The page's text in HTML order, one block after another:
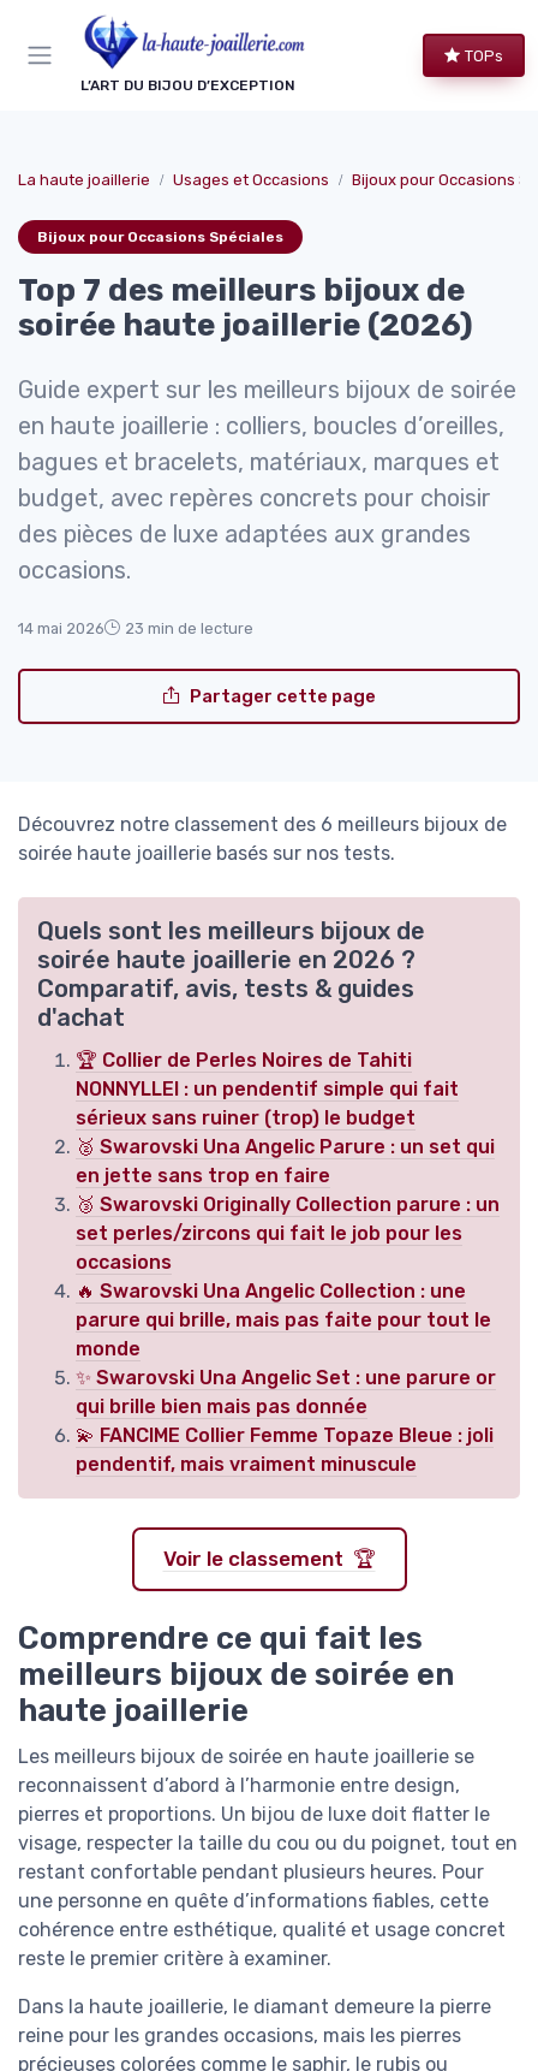
L’ART DU BIJOU D’EXCEPTION
TOPs
La haute joaillerie Usages et Occasions Bijoux pour Occasions
Bijoux pour Occasions Spéciales
Top 7 des meilleurs bijoux de
soirée haute joaillerie (2026)
Guide expert sur les meilleurs bijoux de soirée
en haute joaillerie : colliers, boucles d’oreilles,
bagues et bracelets, matériaux, marques et
budget, avec repères concrets pour choisir
des pièces de luxe adaptées aux grandes
occasions.
14 mai 2026 23 min de lecture
Partager cette page
Découvrez notre classement des 6 meilleurs bijoux de
soirée haute joaillerie basés sur nos tests.
Quels sont les meilleurs bijoux de
soirée haute joaillerie en 2026 ?
Comparatif, avis, tests & guides
d'achat
🏆 Collier de Perles Noires de Tahiti
NONNYLLEI : un pendentif simple qui fait
sérieux sans ruiner (trop) le budget
🥈 Swarovski Una Angelic Parure : un set qui
en jette sans trop en faire
🥉 Swarovski Originally Collection parure : un
set perles/zircons qui fait le job pour les
occasions
🔥 Swarovski Una Angelic Collection : une
parure qui brille, mais pas faite pour tout le
monde
✨ Swarovski Una Angelic Set : une parure or
qui brille bien mais pas donnée
💫 FANCIME Collier Femme Topaze Bleue : joli
pendentif, mais vraiment minuscule
Voir le classement 🏆
Comprendre ce qui fait les
meilleurs bijoux de soirée en
haute joaillerie
Les meilleurs bijoux de soirée en haute joaillerie se
reconnaissent d’abord à l’harmonie entre design,
pierres et proportions. Un bijou de luxe doit flatter le
visage, respecter la taille du cou ou du poignet, tout en
restant confortable pendant plusieurs heures. Pour
une personne en quête d’informations fiables, cette
cohérence entre esthétique, qualité et usage concret
reste le premier critère à examiner.
Dans la haute joaillerie, le diamant demeure la pierre
reine pour les grandes occasions, mais les pierres
précieuses colorées comme le saphir, le rubis ou
Panneau de gestion des cookies